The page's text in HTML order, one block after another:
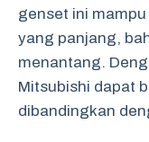
genset ini
yang panjang,
menantang.
Mitsubishi dapat
dibandingkan